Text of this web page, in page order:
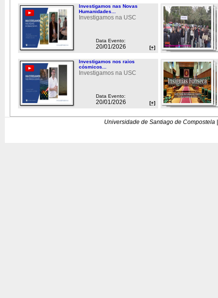
Investigamos nas Novas
Humanidades...
Investigamos na USC
Data Evento:
20/01/2026 [+]
Investigamos nos raios
cósmicos...
Investigamos na USC
Data Evento:
20/01/2026 [+]
Universidade de Santiago de